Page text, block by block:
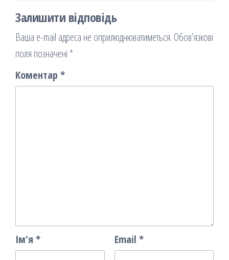
Залишити відповідь
Ваша e-mail адреса не оприлюднюватиметься. Обов’язкові
поля позначені *
Коментар *
Ім'я * Email *